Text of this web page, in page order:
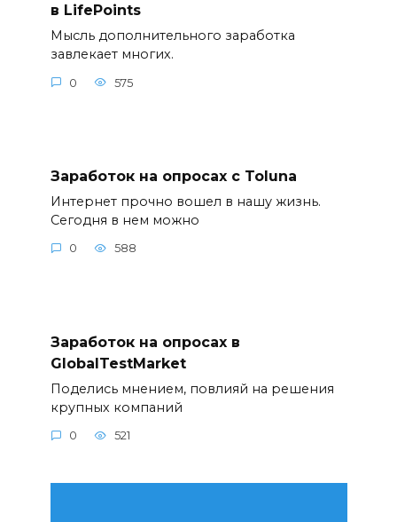
в LifePoints
Мысль дополнительного заработка
завлекает многих.
0 575
Заработок на опросах с Toluna
Интернет прочно вошел в нашу жизнь.
Сегодня в нем можно
0 588
Заработок на опросах в
GlobalTestMarket
Поделись мнением, повлияй на решения
крупных компаний
0 521